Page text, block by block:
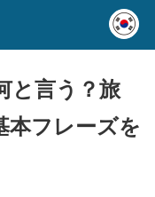
と言う？旅
本フレーズを